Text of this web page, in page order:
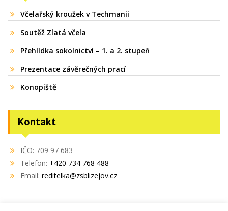
Včelařský kroužek v Techmanii
Soutěž Zlatá včela
Přehlídka sokolnictví – 1. a 2. stupeň
Prezentace závěrečných prací
Konopiště
Kontakt
IČO: 709 97 683
Telefon: +420 734 768 488
Email: reditelka@zsblizejov.cz